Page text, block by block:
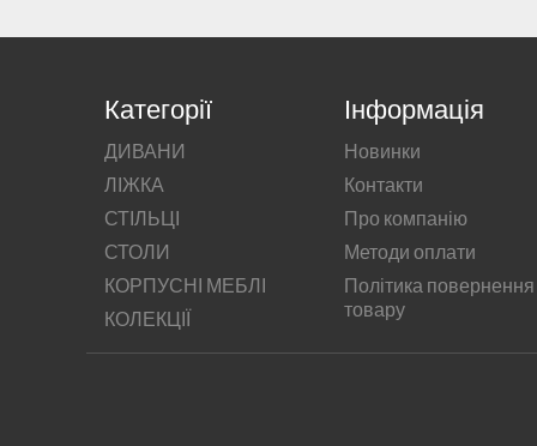
Категорії
ДИВАНИ
ЛІЖКА
СТІЛЬЦІ
СТОЛИ
КОРПУСНІ МЕБЛІ
КОЛЕКЦІЇ
Інформація
Новинки
Контакти
Про компанію
Методи оплати
Політика повернення
товару